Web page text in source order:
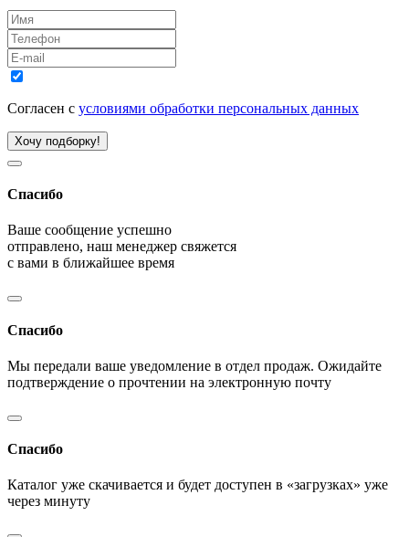
Согласен с условиями обработки персональных данных
Хочу подборку!
Спасибо
Ваше сообщение успешно
отправлено, наш менеджер свяжется
с вами в ближайшее время
Спасибо
Мы передали ваше уведомление в отдел продаж. Ожидайте
подтверждение о прочтении на электронную почту
Спасибо
Каталог уже скачивается и будет доступен в «загрузках» уже
через минуту